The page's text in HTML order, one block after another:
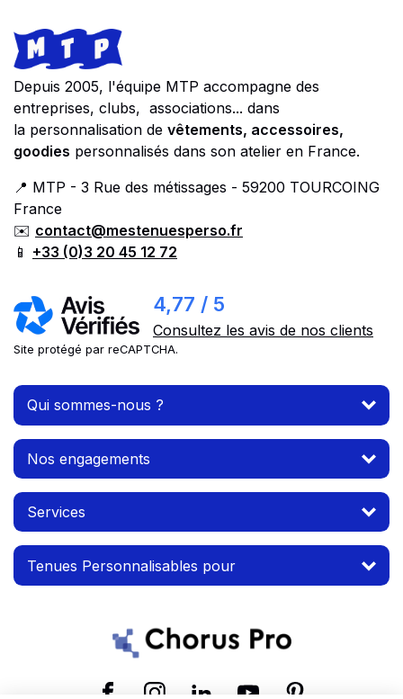
Footer
Store information
Depuis 2005, l'équipe MTP accompagne des
entreprises, clubs, associations... dans
la personnalisation de vêtements, accessoires,
goodies personnalisés dans son atelier en France.
📍 MTP - 3 Rue des métissages - 59200 TOURCOING
France
✉️ contact@mestenuesperso.fr
📱 +33 (0)3 20 45 12 72
4,77 / 5
Consultez les avis de nos clients
Site protégé par reCAPTCHA.
Qui sommes-nous ?
Nos engagements
Services
Tenues Personnalisables pour